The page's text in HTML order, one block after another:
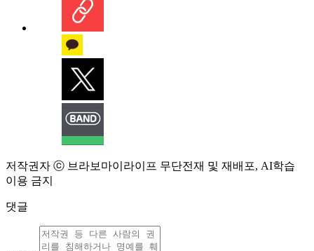
저작권자 ⓒ 브라보마이라이프 무단전재 및 재배포, AI학습
이용 금지
댓글